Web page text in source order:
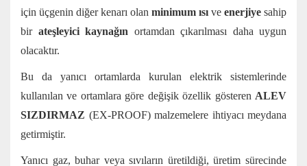
için üçgenin diğer kenarı olan minimum ısıve enerjiye sahip
bir ateşleyici kaynağın ortamdan çıkarılması daha uygun
olacaktır.
Bu da yanıcı ortamlarda kurulan elektrik sistemlerinde
kullanılan ve ortamlara göre değişik özellik gösteren ALEV
SIZDIRMAZ (EX-PROOF) malzemelere ihtiyacı meydana
getirmiştir.
Yanıcı gaz, buhar veya sıvıların üretildiği, üretim sürecinde